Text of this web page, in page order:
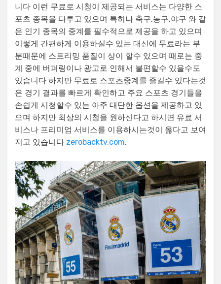
니다 이런 무료로 시청이 제공되는 서비스는 다양한 스
포츠 종목을 다루고 있으며 특히나 축구,농구,야구 와 같
은 인기 종목의 중계를 필수적으로 제공을 하고 있으며
이렇게 간편하게 이용하실수 있는 대신에 무료라는 부
분때문에 스트리밍 품질이 상이 할수 있으며 때로는 중
계 중에 버퍼링이나 광고로 인해서 불편할수 있을수도
있습니다 하지만 무료로 스포츠중계를 즐길수 있다는것
은 경기 결과를 빠르게 확인하고 주요 스포츠 경기들을
손쉽게 시청할수 있는 아주 대단한 옵션을 제공하고 있
으며 하지만 최상의 시청을 원하신다고 하시면 유료 서
비스나 프리미엄 서비스를 이용하시는것이 옳다고 보여
지고 있습니다 zerobacktv.com.